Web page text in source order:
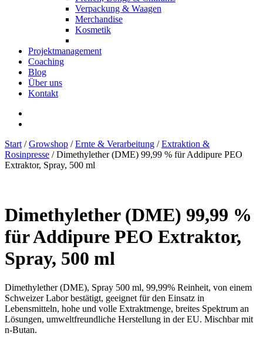
Verpackung & Waagen
Merchandise
Kosmetik
Projektmanagement
Coaching
Blog
Über uns
Kontakt
Start /Growshop /Ernte & Verarbeitung /Extraktion &
Rosinpresse / Dimethylether (DME) 99,99 % für Addipure PEO
Extraktor, Spray, 500 ml
Dimethylether (DME) 99,99 %
für Addipure PEO Extraktor,
Spray, 500 ml
Dimethylether (DME), Spray 500 ml, 99,99% Reinheit, von einem
Schweizer Labor bestätigt, geeignet für den Einsatz in
Lebensmitteln, hohe und volle Extraktmenge, breites Spektrum an
Lösungen, umweltfreundliche Herstellung in der EU. Mischbar mit
n-Butan.